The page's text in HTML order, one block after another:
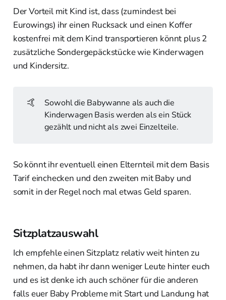
Der Vorteil mit Kind ist, dass (zumindest bei
Eurowings) ihr einen Rucksack und einen Koffer
kostenfrei mit dem Kind transportieren könnt plus 2
zusätzliche Sondergepäckstücke wie Kinderwagen
und Kindersitz.
🤙
Sowohl die Babywanne als auch die
Kinderwagen Basis werden als ein Stück
gezählt und nicht als zwei Einzelteile.
So könnt ihr eventuell einen Elternteil mit dem Basis
Tarif einchecken und den zweiten mit Baby und
somit in der Regel noch mal etwas Geld sparen.
Sitzplatzauswahl
Ich empfehle einen Sitzplatz relativ weit hinten zu
nehmen, da habt ihr dann weniger Leute hinter euch
und es ist denke ich auch schöner für die anderen
falls euer Baby Probleme mit Start und Landung hat